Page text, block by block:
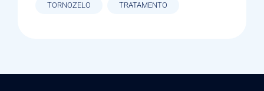
TORNOZELO TRATAMENTO